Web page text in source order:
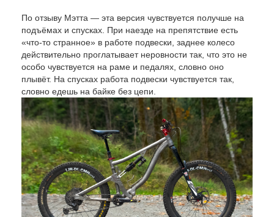
По отзыву Мэтта — эта версия чувствуется получше на
подъёмах и спусках. При наезде на препятствие есть
«что-то странное» в работе подвески, заднее колесо
действительно проглатывает неровности так, что это не
особо чувствуется на раме и педалях, словно оно
плывёт. На спусках работа подвески чувствуется так,
словно едешь на байке без цепи.